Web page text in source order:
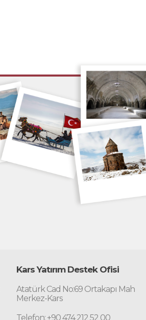
Kars Yatırım Destek Ofisi
Atatürk Cad No:69 Ortakapı Mah
Merkez-Kars
Telefon: +90 474 212 52 00